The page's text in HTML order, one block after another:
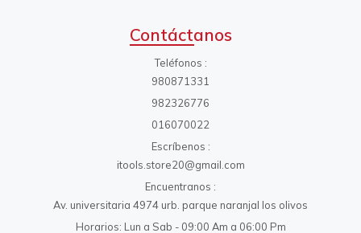
Contáctanos
Teléfonos
980871331
982326776
016070022
Escríbenos
itools.store20@gmail.com
Encuentranos
Av. universitaria 4974 urb. parque naranjal los olivos
Horarios: Lun a Sab - 09:00 Am a 06:00 Pm